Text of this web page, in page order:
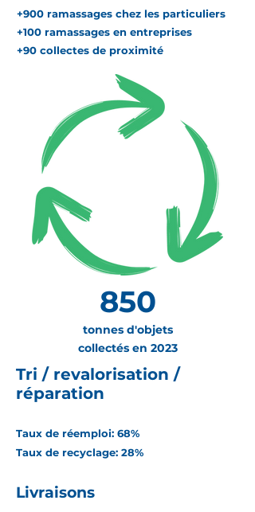
+900 ramassages chez les particuliers
+100 ramassages en entreprises
+90 collectes de proximité
850
tonnes d'objets
collectés en 2023
Tri / revalorisation /
réparation
Taux de réemploi: 68%
Taux de recyclage: 28%
Livraisons